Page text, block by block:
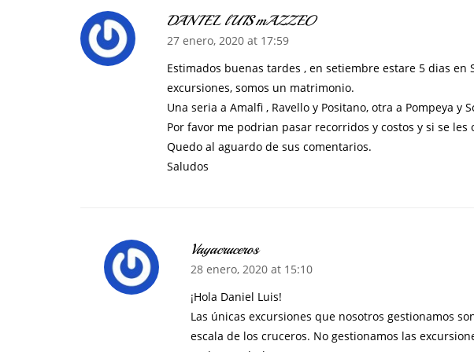
DANIEL lUIS mAZZEO
27 enero, 2020 at 17:59
Estimados buenas tardes , en setiembre estare 5 dias en
excursiones, somos un matrimonio.
Una seria a Amalfi , Ravello y Positano, otra a Pompeya y
Por favor me podrian pasar recorridos y costos y si se
Quedo al aguardo de sus comentarios.
Saludos
Vayacruceros
28 enero, 2020 at 15:10
¡Hola Daniel Luis!
Las únicas excursiones que nosotros gestionamos
escala de los cruceros. No gestionamos las